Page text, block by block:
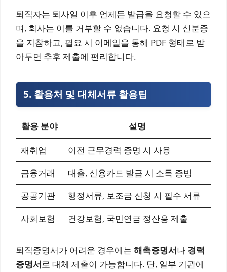
퇴직자는 퇴사일 이후 언제든 발급을 요청할 수 있으
며, 회사는 이를 거부할 수 없습니다. 요청 시 신분증
을 지참하고, 필요 시 이메일을 통해 PDF 형태로 받
아두면 추후 제출에 편리합니다.
5. 활용처 및 대체서류 활용팁
활용 분야 설명
재취업
이전 근무경력 증명 시 사용
금융거래
대출, 신용카드 발급 시 소득 증빙
공공기관
행정서류, 보조금 신청 시 필수 서류
사회보험
건강보험, 국민연금 정산용 제출
퇴직증명서가 어려운 경우에는 해촉증명서나 경력
증명서로 대체 제출이 가능합니다. 단, 일부 기관에